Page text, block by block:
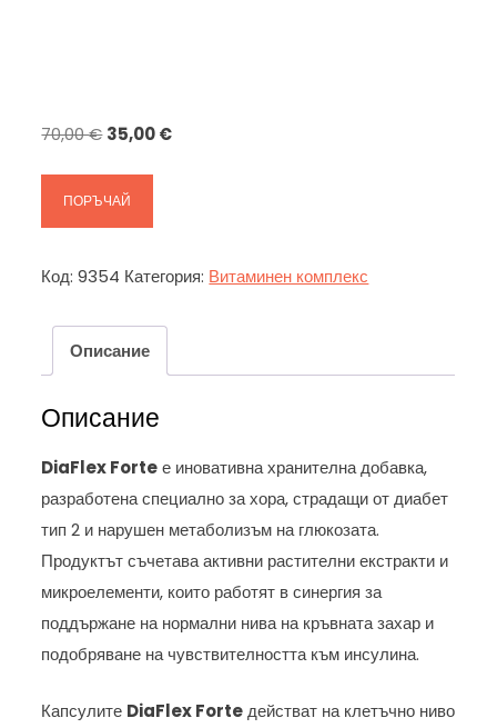
70,00€ Original
was:
70,00 €.
35,00€Текущата
ПОРЪЧАЙ
Код:9354 Категория: Витаминен комплекс
Описание
Описание
DiaFlex Forteе иновативна хранителна добавка,
разработена специално за хора, страдащи от диабет
тип 2 и нарушен метаболизъм на глюкозата.
Продуктът съчетава активни растителни екстракти и
микроелементи, които работят в синергия за
поддържане на нормални нива на кръвната захар и
подобряване на чувствителността към инсулина.
Капсулите DiaFlex Forteдействат на клетъчно ниво